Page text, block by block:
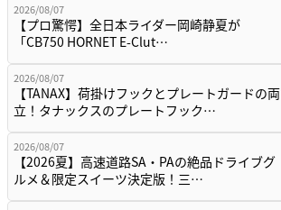
2026/08/07
【プロ驚愕】全日本ライダー岡崎静夏が
「CB750 HORNET E-Clut…
2026/08/07
【TANAX】荷掛けフックとプレートガードの両
立！タナックスのプレートフック…
2026/08/07
【2026夏】高速道路SA・PAの絶品ドライブグ
ルメ＆限定スイーツ決定版！三…